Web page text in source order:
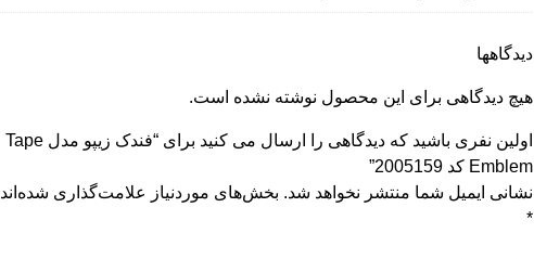
دیدگاهها
هیچ دیدگاهی برای این محصول نوشته نشده است.
اولین نفری باشید که دیدگاهی را ارسال می کنید برای “فندک زیپو مدل Tape
Emblem کد 2005159”
نشانی ایمیل شما منتشر نخواهد شد. بخش‌های موردنیاز علامت‌گذاری شده‌اند
*